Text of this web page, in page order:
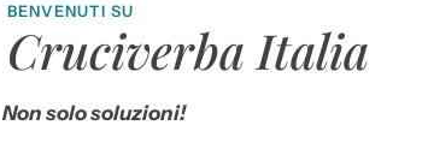
BENVENUTI SU
Cruciverba Italia
Non solo soluzioni!